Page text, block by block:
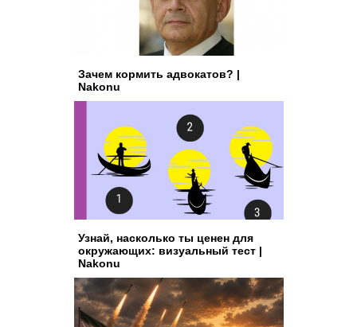
Зачем кормить адвокатов? |
Nakonu
Узнай, насколько ты ценен для
окружающих: визуальный тест |
Nakonu